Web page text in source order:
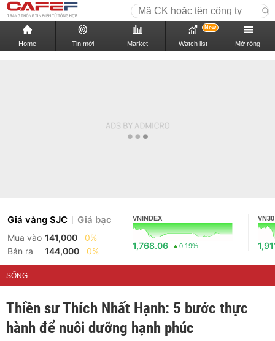
Home Tin mới Market Watch list
New
Mở rộng
Giá vàng SJC Giá bạc
Mua vào 141,000
0%
Bán ra
144,000 0%
VNINDEX
1,768.06 0.19%
VN30
SỐNG
Thiền sư Thích Nhất Hạnh: 5 bước thực
hành để nuôi dưỡng hạnh phúc